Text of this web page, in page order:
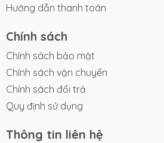
Hướng dẫn thanh toán
Chính sách
Chính sách bảo mật
Chính sách vận chuyển
Chính sách đổi trả
Quy định sử dụng
Thông tin liên hệ